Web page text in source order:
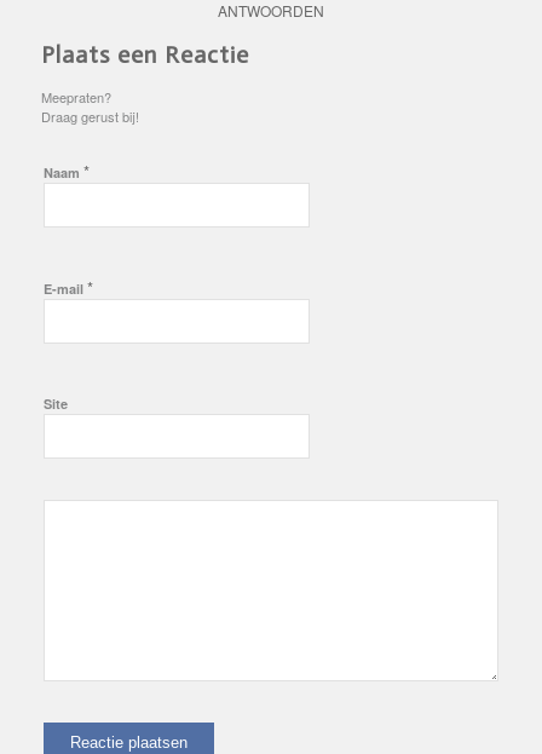
ANTWOORDEN
Plaats een Reactie
Meepraten?
Draag gerust bij!
Naam *
E-mail *
Site